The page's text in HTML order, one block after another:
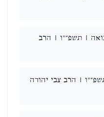
| תשפ״"ו | הרב
| הרב צבי יהודה